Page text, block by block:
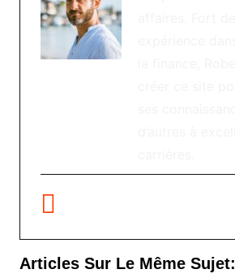
Articles Sur Le Même Sujet: